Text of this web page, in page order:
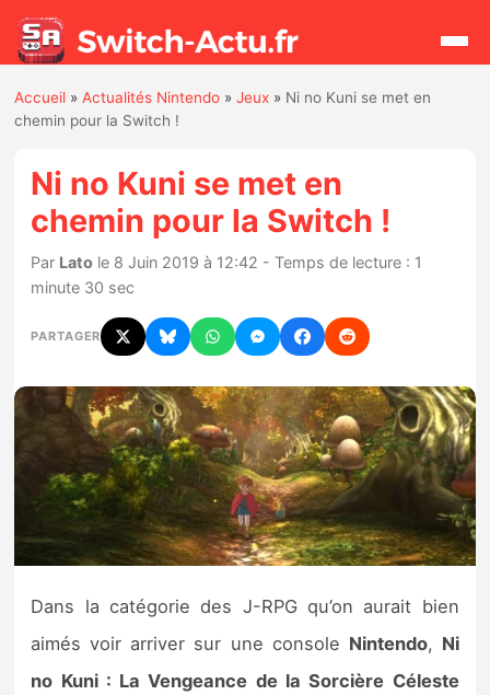
Actualités
Jeux
Hardware
Chiffres de ventes
Rumeurs
Nintendo Direct
Tests et previews
Tests de jeux
Accueil »Actualités Nintendo »Jeux » Ni no Kuni se met en
chemin pour la Switch !
Ni no Kuni se met en
chemin pour la Switch !
Par Lato le 8 Juin 2019 à 12:42 - Temps de lecture : 1
minute 30 sec
PARTAGER
Dans la catégorie des J-RPG qu’on aurait bien
aimés voir arriver sur une console Nintendo, Ni
no Kuni : La Vengeance de la Sorcière Céleste